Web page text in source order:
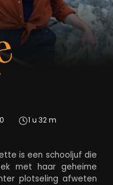
Antoinette dans les
1 u 32 m
is een schooljuf die
met haar geheime
plotseling afweten